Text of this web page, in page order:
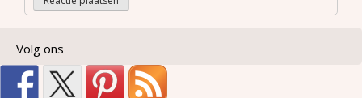
Volg ons